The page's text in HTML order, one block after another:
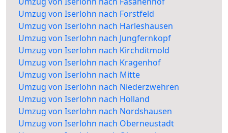
Umzug von Iserlohn nach Forstfeld
Umzug von Iserlohn nach Harleshausen
Umzug von Iserlohn nach Jungfernkopf
Umzug von Iserlohn nach Kirchditmold
Umzug von Iserlohn nach Kragenhof
Umzug von Iserlohn nach Mitte
Umzug von Iserlohn nach Niederzwehren
Umzug von Iserlohn nach Holland
Umzug von Iserlohn nach Nordshausen
Umzug von Iserlohn nach Oberneustadt